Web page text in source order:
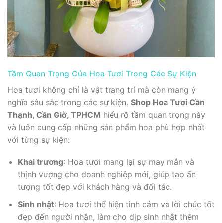
Tầm Quan Trọng Của Hoa Tươi Trong Các Sự Kiện
Hoa tươi không chỉ là vật trang trí mà còn mang ý
nghĩa sâu sắc trong các sự kiện. Shop Hoa Tươi Cần
Thạnh, Cần Giờ, TPHCM hiểu rõ tầm quan trọng này
và luôn cung cấp những sản phẩm hoa phù hợp nhất
với từng sự kiện:
Khai trương: Hoa tươi mang lại sự may mắn và
thịnh vượng cho doanh nghiệp mới, giúp tạo ấn
tượng tốt đẹp với khách hàng và đối tác.
Sinh nhật: Hoa tươi thể hiện tình cảm và lời chúc tốt
đẹp đến người nhận, làm cho dịp sinh nhật thêm